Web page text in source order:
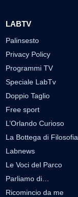
LABTV
Palinsesto
Privacy Policy
Programmi TV
Speciale LabTv
Doppio Taglio
Free sport
L’Orlando Curioso
La Bottega di Filosofia
Labnews
Le Voci del Parco
Parliamo di…
Ricomincio da me